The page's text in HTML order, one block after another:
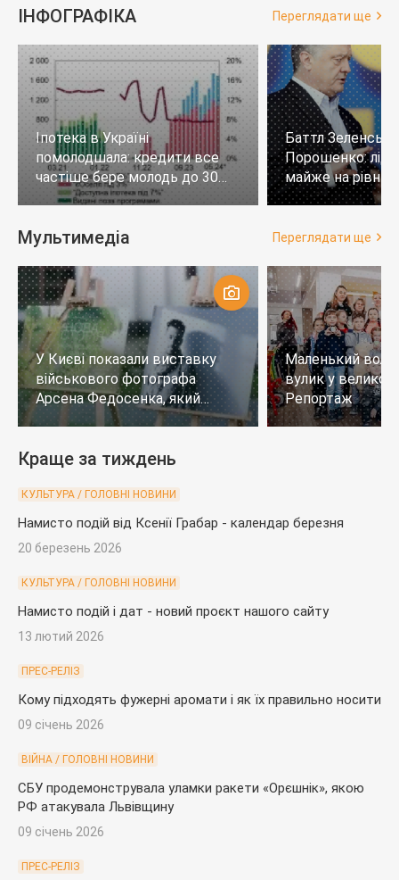
ІНФОГРАФІКА Переглядати ще
Іпотека в Україні
помолодшала: кредити все
частіше бере молодь до 30
років
Баттл
Порошенко:
майже на
тих, хто не
Мультимедіа Переглядати ще
У Києві показали виставку
військового фотографа
Арсена Федосенка, який
загинув на війні
Маленький
вулик у
Репортаж
Краще за тиждень
КУЛЬТУРА / ГОЛОВНІ НОВИНИ
Намисто подій від Ксенії Грабар - календар березня
20 березень 2026
КУЛЬТУРА / ГОЛОВНІ НОВИНИ
Намисто подій і дат - новий проєкт нашого сайту
13 лютий 2026
ПРЕС-РЕЛІЗ
Кому підходять фужерні аромати і як їх правильно носити
09 січень 2026
ВІЙНА / ГОЛОВНІ НОВИНИ
СБУ продемонструвала уламки ракети «Орєшнік», якою
РФ атакувала Львівщину
09 січень 2026
ПРЕС-РЕЛІЗ